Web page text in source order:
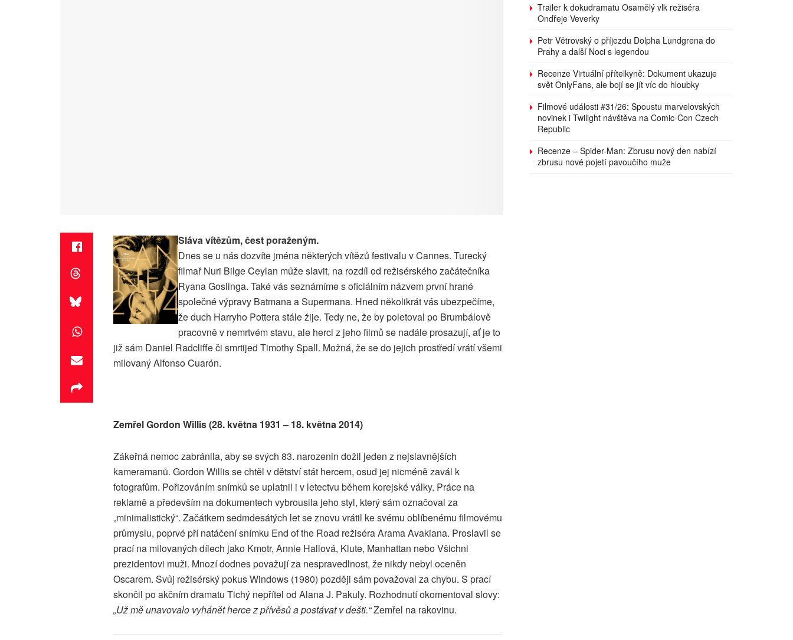
Sláva vítězům, čest poraženým.
Dnes se u nás dozvíte jména některých vítězů festivalu v Cannes. Turecký
filmař Nuri Bilge Ceylan může slavit, na rozdíl od režisérského začátečníka
Ryana Goslinga. Také vás seznámíme s oficiálním názvem první hrané
společné výpravy Batmana a Supermana. Hned několikrát vás ubezpečíme,
že duch Harryho Pottera stále žije. Tedy ne, že by poletoval po Brumbálově
pracovně v nemrtvém stavu, ale herci z jeho filmů se nadále prosazují, ať je to
již sám Daniel Radcliffe či smrtijed Timothy Spall. Možná, že se do jejich prostředí vrátí všemi
milovaný Alfonso Cuarón.
Zemřel Gordon Willis (28. května 1931 – 18. května 2014)
Zákeřná nemoc zabránila, aby se svých 83. narozenin dožil jeden z nejslavnějších
kameramanů. Gordon Willis se chtěl v dětství stát hercem, osud jej nicméně zavál k
fotografům. Pořizováním snímků se uplatnil i v letectvu během korejské války. Práce na
reklamě a především na dokumentech vybrousila jeho styl, který sám označoval za
„minimalistický“. Začátkem sedmdesátých let se znovu vrátil ke svému oblíbenému filmovému
průmyslu, poprvé pří natáčení snímku End of the Road režiséra Arama Avakiana. Proslavil se
prací na milovaných dílech jako Kmotr, Annie Hallová, Klute, Manhattan nebo Všichni
prezidentovi muži. Mnozí dodnes považují za nespravedlnost, že nikdy nebyl oceněn
Oscarem. Svůj režisérský pokus Windows (1980) později sám považoval za chybu. S prací
skončil po akčním dramatu Tichý nepřítel od Alana J. Pakuly. Rozhodnutí okomentoval slovy:
„Už mě unavovalo vyhánět herce z přívěsů a postávat v dešti.“Zemřel na rakovinu.
Trailer k dokudramatu Osamělý vlk režiséra
Ondřeje Veverky
Petr Větrovský o příjezdu Dolpha Lundgrena do
Prahy a další Noci s legendou
Recenze Virtuální přítelkyně: Dokument ukazuje
svět OnlyFans, ale bojí se jít víc do hloubky
Filmové události #31/26: Spoustu marvelovských
novinek i Twilight návštěva na Comic-Con Czech
Republic
Recenze – Spider-Man: Zbrusu nový den nabízí
zbrusu nové pojetí pavoučího muže